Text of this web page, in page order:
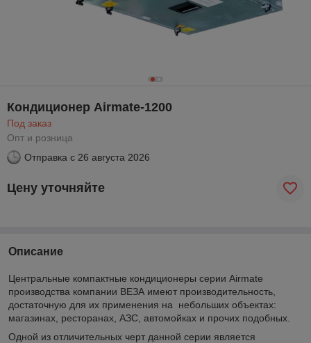
Кондиционер Airmate-1200
Под заказ
Опт и розница
Отправка с 26 августа 2026
Цену уточняйте
Описание
Центральные компактные кондиционеры серии Airmate
производства компании ВЕЗА имеют производительность,
достаточную для их применения на небольших объектах:
магазинах, ресторанах, АЗС, автомойках и прочих подобных.
Одной из отличительных черт данной серии является